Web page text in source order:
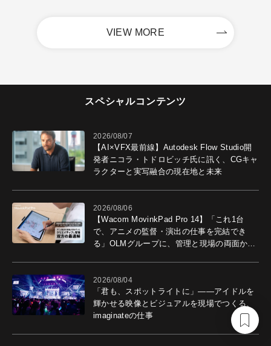
VIEW MORE
スペシャルコンテンツ
2026/08/07
【AI×VFX最前線】Autodesk Flow Studio開
発者ニコラ・トドロビッチ氏に訊く、CGキャ
ラクターと実写融合の現在地と未来
2026/08/06
【Wacom MovinkPad Pro 14】「これ1台
で、アニメの監督・演出の仕事を完結でき
る」OLMグループに、管理と現場の両面から
2026/08/04
「君も、スポットライトに」――アイドルを
輝かせる映像とビジュアルを現場でつくる、
imaginateの仕事